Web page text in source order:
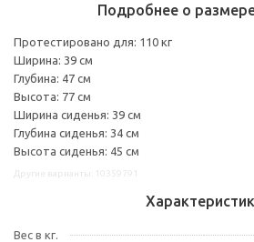
Подробнее о
Протестировано для: 110 кг
Ширина: 39 см
Глубина: 47 см
Высота: 77 см
Ширина сиденья: 39 см
Глубина сиденья: 34 см
Высота сиденья: 45 см
Вес в кг.